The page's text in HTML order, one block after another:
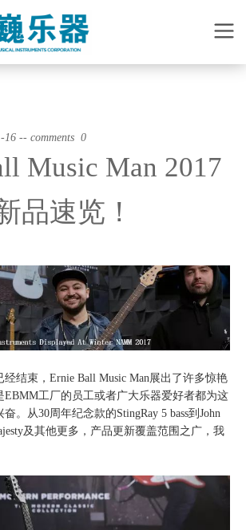
-- comments 0
Music Man 2017
品速览！
结束， Ernie Ball Music Man展出了许多惊艳
EBMM工厂的员工或者广大乐器爱好者都为这
。从30周年纪念款的StingRay 5 bass到John
及其他更多，产品更新覆盖范围之广，我